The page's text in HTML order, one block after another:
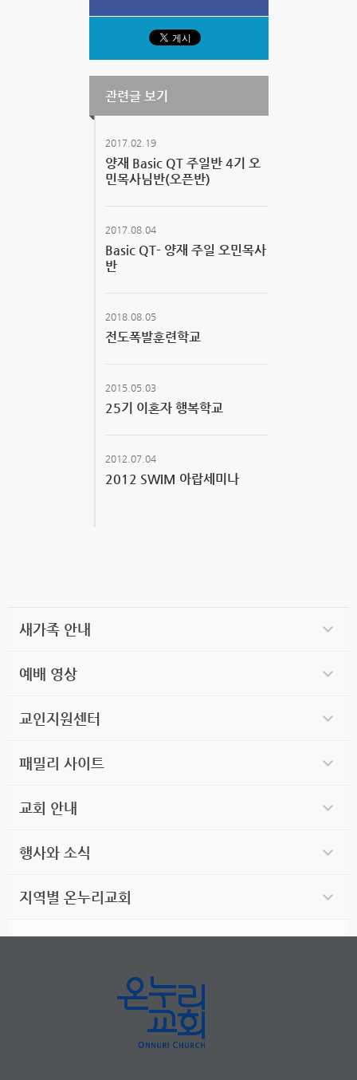
관련글 보기
2017.02.19
양재 Basic QT 주일반 4기 오
민목사님반(오픈반)
2017.08.04
Basic QT- 양재 주일 오민목사
반
2018.08.05
전도폭발훈련학교
2015.05.03
25기 이혼자 행복학교
2012.07.04
2012 SWIM 아랍세미나
새가족 안내
예배 영상
교인지원센터
패밀리 사이트
교회 안내
행사와 소식
지역별 온누리교회